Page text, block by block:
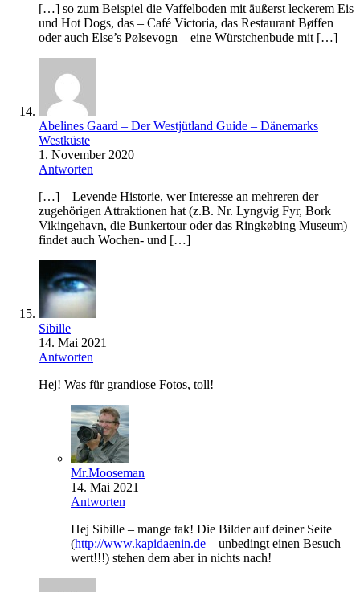
[…] so zum Beispiel die Vaffelboden mit äußerst leckerem Eis
und Hot Dogs, das – Café Victoria, das Restaurant Bøffen
oder auch Else’s Pølsevogn – eine Würstchenbude mit […]
Abelines Gaard – Der Westjütland Guide – Dänemarks
Westküste
1. November 2020
Antworten
[…] – Levende Historie, wer Interesse an mehreren der
zugehörigen Attraktionen hat (z.B. Nr. Lyngvig Fyr, Bork
Vikingehavn, die Bunkertour oder das Ringkøbing Museum)
findet auch Wochen- und […]
Sibille
14. Mai 2021
Antworten
Hej! Was für grandiose Fotos, toll!
Mr.Mooseman
14. Mai 2021
Antworten
Hej Sibille – mange tak! Die Bilder auf deiner Seite
(http://www.kapidaenin.de – unbedingt einen Besuch
wert!!!) stehen dem aber in nichts nach!